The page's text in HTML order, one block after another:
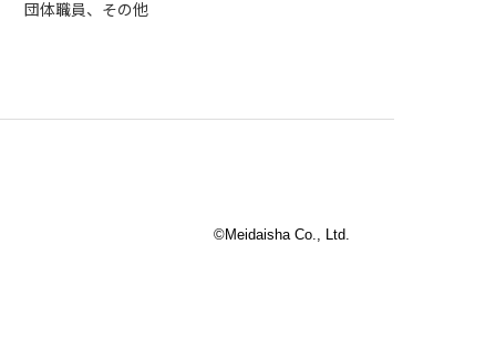
団体職員、その他
©Meidaisha Co., Ltd.